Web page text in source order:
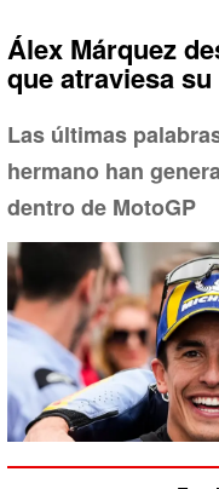
Álex Márquez
que atraviesa
Las últimas
hermano han
dentro de MotoGP